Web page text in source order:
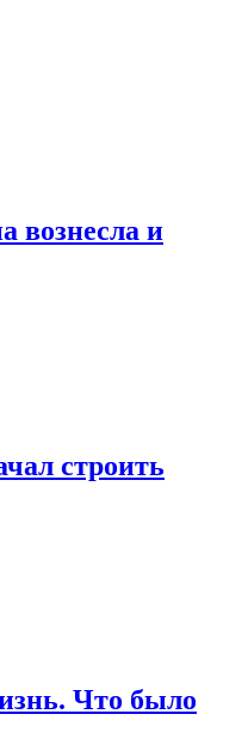
вознесла и
строить
Что было